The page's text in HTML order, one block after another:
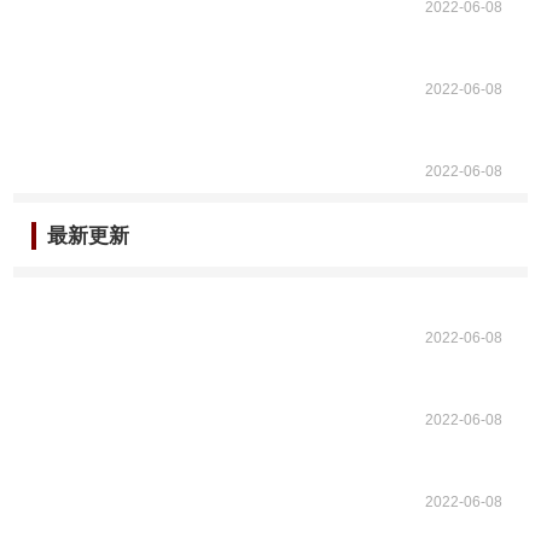
2022-06-08
2022-06-08
2022-06-08
最新更新
2022-06-08
2022-06-08
2022-06-08